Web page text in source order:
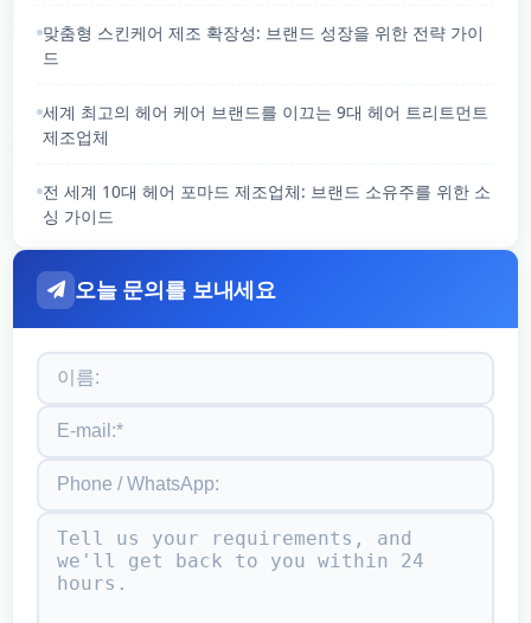
맞춤형 스킨케어 제조 확장성: 브랜드 성장을 위한 전략 가이
드
세계 최고의 헤어 케어 브랜드를 이끄는 9대 헤어 트리트먼트
제조업체
전 세계 10대 헤어 포마드 제조업체: 브랜드 소유주를 위한 소
싱 가이드
오늘 문의를 보내세요